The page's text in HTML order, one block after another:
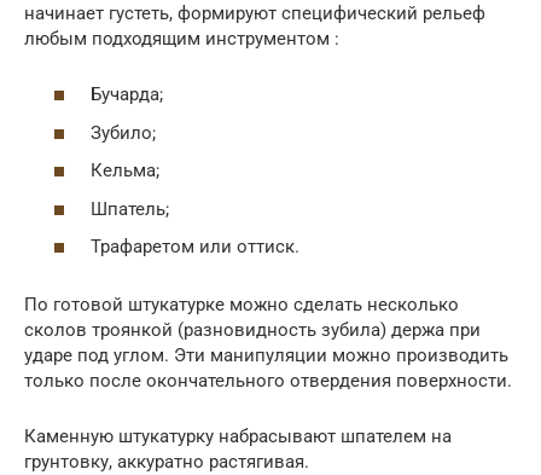
начинает густеть, формируют специфический рельеф
любым подходящим инструментом :
Бучарда;
Зубило;
Кельма;
Шпатель;
Трафаретом или оттиск.
По готовой штукатурке можно сделать несколько
сколов троянкой (разновидность зубила) держа при
ударе под углом. Эти манипуляции можно производить
только после окончательного отвердения поверхности.
Каменную штукатурку набрасывают шпателем на
грунтовку, аккуратно растягивая.